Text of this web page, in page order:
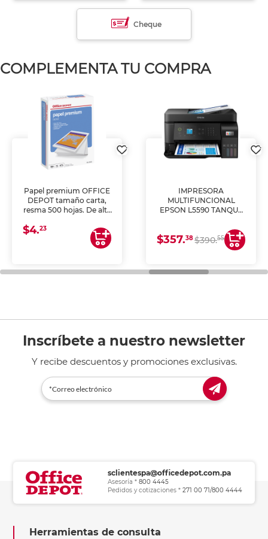
Cheque
COMPLEMENTA TU COMPRA
Papel premium OFFICE
DEPOT tamaño carta,
resma 500 hojas. De alta
uniforme, ideal para
impresoras de inyección
de tinta y láser,
general de oficina.
$4.23
IMPRESORA
MULTIFUNCIONAL
EPSON L5590 TANQUE
COPIA Y ESCANEA)
$357.38$390.55
Inscríbete a nuestro newsletter
Y recibe descuentos y promociones exclusivas.
sclientespa@officedepot.com.pa
Asesoría * 800 4445
Pedidos y cotizaciones * 271 00 71/800 4444
Herramientas de consulta